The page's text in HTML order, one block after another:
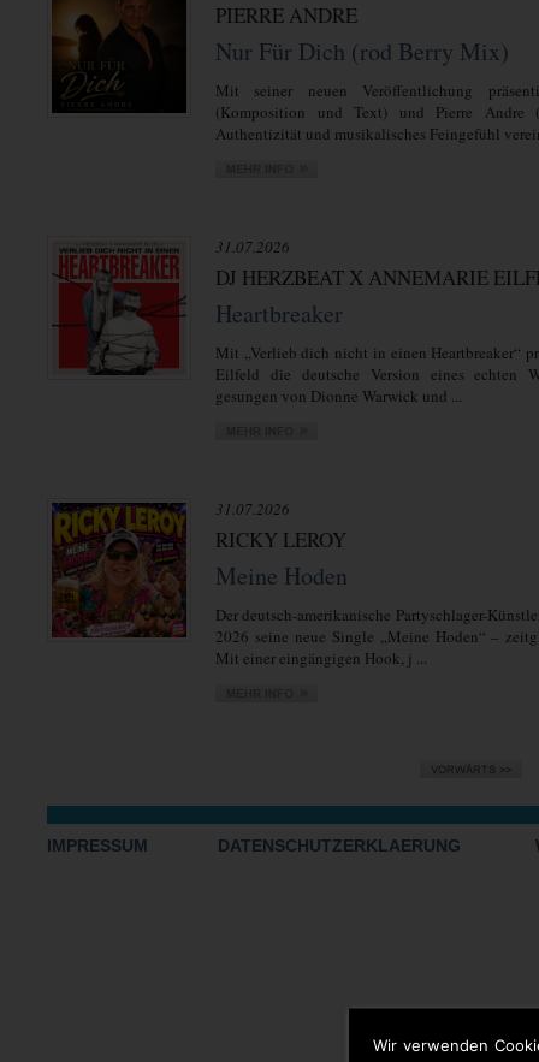
Wir verwenden
PIERRE ANDRE
Nur Für Dich (rod Berry Mix)
Mit seiner neuen Veröffentlichung
(Komposition und Text) und Pierre Andre
Authentizität und musikalisches Feingefühl
31.07.2026
DJ HERZBEAT X ANNEMARIE
Heartbreaker
Mit „Verlieb dich nicht in einen Heartbreaker“
Eilfeld die deutsche Version eines echten
gesungen von Dionne Warwick und ...
31.07.2026
RICKY LEROY
Meine Hoden
Der deutsch-amerikanische Partyschlager-
2026 seine neue Single „Meine Hoden“ –
Mit einer eingängigen Hook, j ...
IMPRESSUM DATENSCHUTZERKLAERUNG